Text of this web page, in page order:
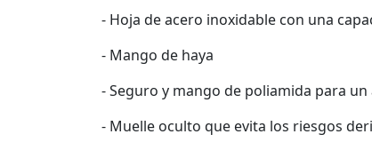
- Hoja de acero inoxidable con una
- Mango de haya
- Seguro y mango de poliamida para
- Muelle oculto que evita los riesgos